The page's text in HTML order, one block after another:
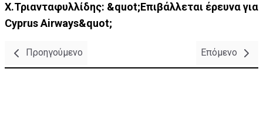
Χ.Τριανταφυλλίδης: &quot;Επιβάλλεται έρευνα για
Cyprus Airways&quot;
Προηγούμενο Επόμενο